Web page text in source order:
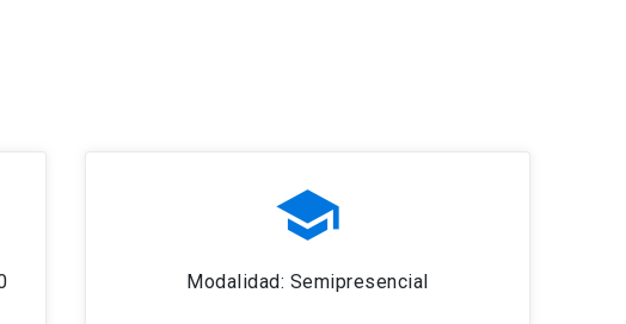
school
Modalidad: Semipresencial